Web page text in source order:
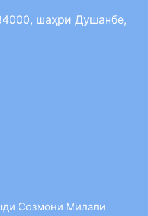
шаҳри Душанбе,
Созмони Милали